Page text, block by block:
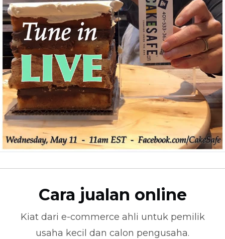
Cara jualan online
Kiat dari e-commerce ahli untuk pemilik
usaha kecil dan calon pengusaha.